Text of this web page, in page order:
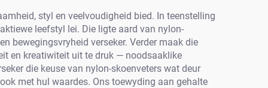
styl en veelvoudigheid bied. In teenstelling
leefstyl lei. Die ligte aard van nylon-
bewegingsvryheid verseker. Verder maak die
en kreatiwiteit uit te druk — noodsaaklike
die keuse van nylon-skoenveters wat deur
met hul waardes. Ons toewyding aan gehalte